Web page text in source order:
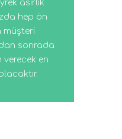
asırlık
hep ön
müşteri
sonrada
en